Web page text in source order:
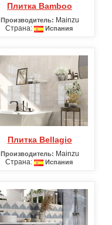
Плитка Bamboo
Производитель: Mainzu
Страна:
Испания
Плитка Bellagio
Производитель: Mainzu
Страна:
Испания